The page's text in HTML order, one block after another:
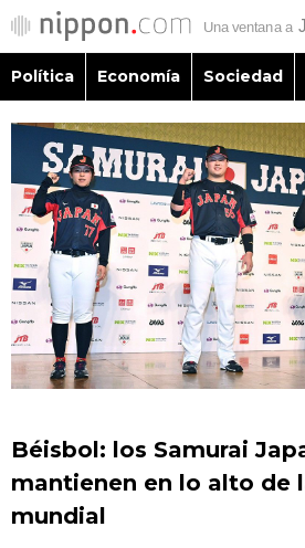
Política
Economía
Sociedad
Tecnología
Vida
Política Economía Sociedad
Béisbol: los Samurai
mantienen en lo alto de
mundial